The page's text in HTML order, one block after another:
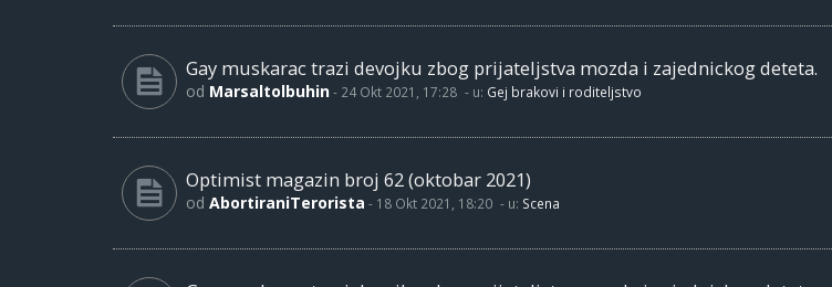
Gay muskarac trazi devojku zbog prijateljstva mozda i zajednickog deteta.
od Marsaltolbuhin- 24 Okt 2021, 17:28 - u: Gej brakovi i roditeljstvo
Optimist magazin broj 62 (oktobar 2021)
od AbortiraniTerorista - 18 Okt 2021, 18:20 - u: Scena